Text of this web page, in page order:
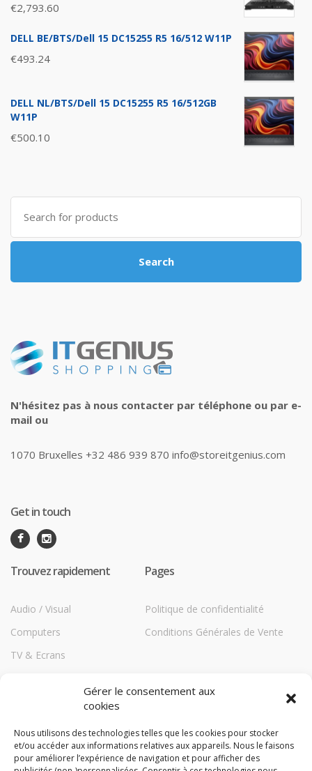
Gérer le consentement aux
cookies
Nous utilisons des technologies telles que les cookies pour stocker
et/ou accéder aux informations relatives aux appareils. Nous le faisons
pour améliorer l’expérience de navigation et pour afficher des
€2,793.60
DELL BE/BTS/Dell 15 DC15255 R5 16/512 W11P
€493.24
DELL NL/BTS/Dell 15 DC15255 R5 16/512GB
W11P
€500.10
Search
for:
Search
N'hésitez pas à nous contacter par téléphone ou par e-
mail ou
1070 Bruxelles +32 486 939 870 info@storeitgenius.com
Get in touch
Trouvez rapidement
Audio / Visual
Computers
TV & Ecrans
Storage
Pages
Politique de confidentialité
Conditions Générales de Vente